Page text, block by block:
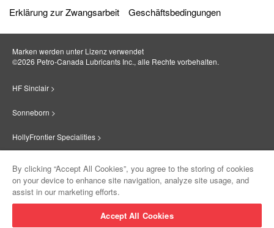
Erklärung zur Zwangsarbeit
Geschäftsbedingungen
Marken werden unter Lizenz verwendet
©2026 Petro‐Canada Lubricants Inc., alle Rechte vorbehalten.
HF Sinclair >
Sonneborn >
HollyFrontier Specialities >
Suniso >
By clicking “Accept All Cookies”, you agree to the storing of cookies
on your device to enhance site navigation, analyze site usage, and
assist in our marketing efforts.
Accept All Cookies